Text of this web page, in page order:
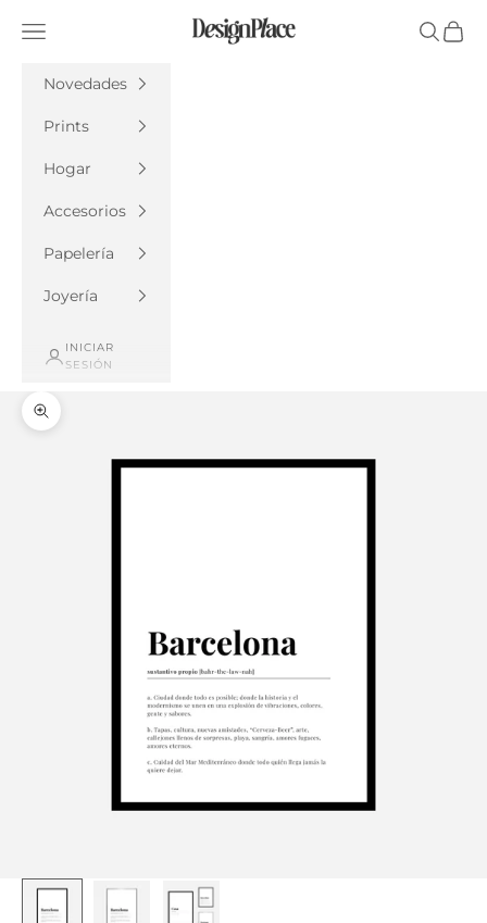
DesignPlace
Menú Buscar
Cesta
Novedades
Prints
Hogar
Accesorios
Papelería
Joyería
INICIAR
SESIÓN
Zoom